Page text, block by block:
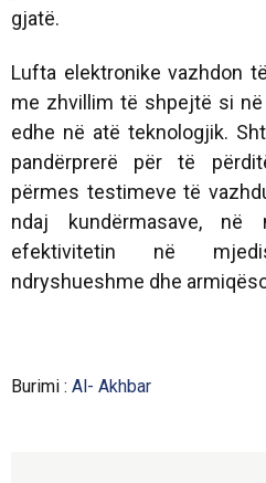
gjatë.
Lufta elektronike vazhdon
me zhvillim të shpejtë si
edhe në atë teknologjik.
pandërprerë për të
përmes testimeve të
ndaj kundërmasave,
efektivitetin në
ndryshueshme dhe
Burimi : Al- Akhbar